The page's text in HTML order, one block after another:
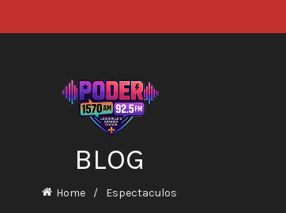
BLOG
Home Espectaculos